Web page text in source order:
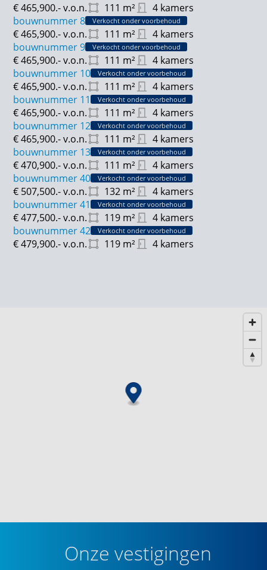
111 m² 4 kamers
€ 465,900.-v.o.n.
bouwnummer 8
Verkocht onder voorbehoud
111 m² 4 kamers
€ 465,900.-v.o.n.
bouwnummer 9
Verkocht onder voorbehoud
111 m² 4 kamers
€ 465,900.-v.o.n.
bouwnummer 10
Verkocht onder voorbehoud
111 m² 4 kamers
€ 465,900.-v.o.n.
bouwnummer 11
Verkocht onder voorbehoud
111 m² 4 kamers
€ 465,900.-v.o.n.
bouwnummer 12
Verkocht onder voorbehoud
111 m² 4 kamers
€ 465,900.-v.o.n.
bouwnummer 13
Verkocht onder voorbehoud
111 m² 4 kamers
€ 470,900.-v.o.n.
bouwnummer 40
Verkocht onder voorbehoud
132 m² 4 kamers
€ 507,500.-v.o.n.
bouwnummer 41
Verkocht onder voorbehoud
119 m² 4 kamers
€ 477,500.-v.o.n.
bouwnummer 42
Verkocht onder voorbehoud
119 m² 4 kamers
€ 479,900.-v.o.n.
Onze vestigingen